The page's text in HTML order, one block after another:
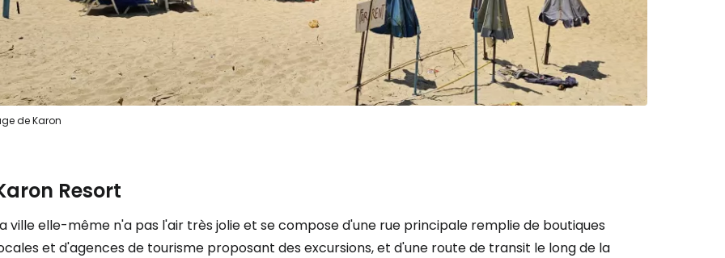
de Karon
Resort
ville elle-même n'a pas l'air très jolie et se compose d'une rue principale remplie de boutiques
et d'agences de tourisme proposant des excursions, et d'une route de transit le long de la
Se connecter à Cestee
... la communauté mondiale des voyageurs